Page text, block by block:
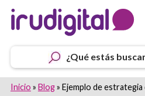
¿Qué estás
Inicio » Blog» Ejemplo de